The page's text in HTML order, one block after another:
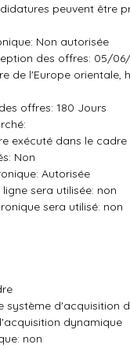
peuvent être
Non autorisée
des offres: 05/
de l'Europe orientale,
offres: 180 Jours
exécuté dans le
Non
Autorisée
sera utilisée: non
sera utilisé: non
système d'acquisition
dynamique
non